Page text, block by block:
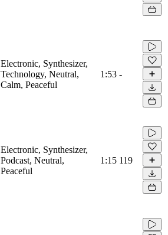
Electronic, Synthesizer,
Technology, Neutral,
Calm, Peaceful
1:53 -
Electronic, Synthesizer,
Podcast, Neutral,
Peaceful
1:15 119